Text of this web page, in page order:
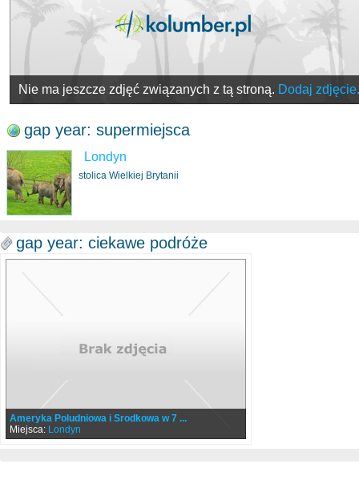
Nie ma jeszcze zdjęć związanych z tą stroną. Dodaj zdjęcie.
gap year: supermiejsca
Londyn
stolica Wielkiej Brytanii
gap year: ciekawe podróże
Ameryka Poludniowa i Srodkowa w 7 ...
Miejsca: Londyn